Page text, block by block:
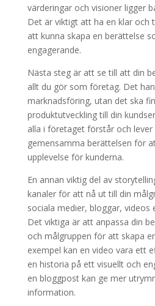
värderingar och visioner ligger
Det är viktigt att ha en klar och
att kunna skapa en berättelse
engagerande.
Nästa steg är att se till att din
allt du gör som företag. Det
marknadsföring, utan det ska
produktutveckling till din
alla i företaget förstår och lever
gemensamma berättelsen för
upplevelse för kunderna.
En annan viktig del av
kanaler för att nå ut till din
sociala medier, bloggar, videos
Det viktiga är att anpassa din
och målgruppen för att skapa
exempel kan en video vara ett
en historia på ett visuellt och
en bloggpost kan ge mer
information.